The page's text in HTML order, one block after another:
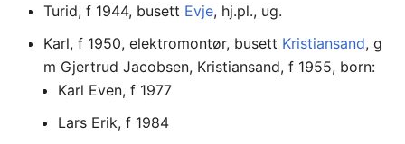
Turid, f 1944, busett Evje, hj.pl., ug.
Karl, f 1950, elektromontør, busett Kristiansand, g
m Gjertrud Jacobsen, Kristiansand, f 1955, born:
Karl Even, f 1977
Lars Erik, f 1984